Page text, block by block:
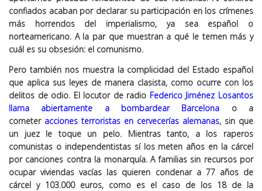
confiados acaban por declarar su participación en los crímenes
más horrendos del imperialismo, ya sea español o
norteamericano. A la par que muestran a qué le temen más y
cuál es su obsesión: el comunismo.
Pero también nos muestra la complicidad del Estado español
que aplica sus leyes de manera clasista, como ocurre con los
delitos de odio. El locutor de radio Federico Jiménez Losantos
llama abiertamente a bombardear Barcelona o a
cometer acciones terroristas en cervecerías alemanas, sin que
un juez le toque un pelo. Mientras tanto, a los raperos
comunistas o independentistas sí los meten años en la cárcel
por canciones contra la monarquía. A familias sin recursos por
ocupar viviendas vacías las quieren condenar a 77 años de
cárcel y 103.000 euros, como es el caso de los 18 de la